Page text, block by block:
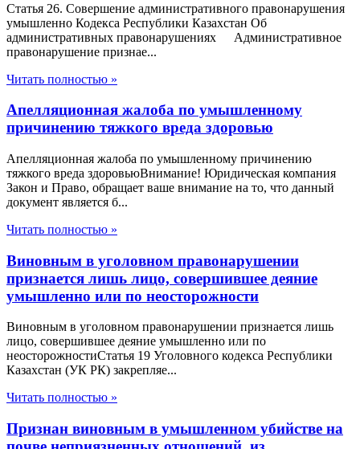
Статья 26. Совершение административного правонарушения
умышленно Кодекса Республики Казахстан Об
административных правонарушениях Административное
правонарушение признае...
Читать полностью »
Апелляционная жалоба по умышленному
причинению тяжкого вреда здоровью
Апелляционная жалоба по умышленному причинению
тяжкого вреда здоровьюВнимание! Юридическая компания
Закон и Право, обращает ваше внимание на то, что данный
документ является б...
Читать полностью »
Виновным в уголовном правонарушении
признается лишь лицо, совершившее деяние
умышленно или по неосторожности
Виновным в уголовном правонарушении признается лишь
лицо, совершившее деяние умышленно или по
неосторожностиСтатья 19 Уголовного кодекса Республики
Казахстан (УК РК) закрепляе...
Читать полностью »
Признан виновным в умышленном убийстве на